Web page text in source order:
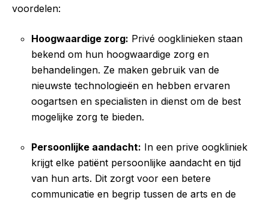
voordelen:
Hoogwaardige zorg: Privé oogklinieken staan
bekend om hun hoogwaardige zorg en
behandelingen. Ze maken gebruik van de
nieuwste technologieën en hebben ervaren
oogartsen en specialisten in dienst om de best
mogelijke zorg te bieden.
Persoonlijke aandacht: In een prive oogkliniek
krijgt elke patiënt persoonlijke aandacht en tijd
van hun arts. Dit zorgt voor een betere
communicatie en begrip tussen de arts en de